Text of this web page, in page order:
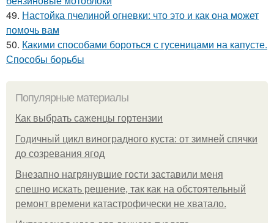
49. Настойка пчелиной огневки: что это и как она может
помочь вам
50. Какими способами бороться с гусеницами на капусте.
Способы борьбы
Популярные материалы
Как выбрать саженцы гортензии
Годичный цикл виноградного куста: от зимней спячки
до созревания ягод
Внезапно нагрянувшие гости заставили меня
спешно искать решение, так как на обстоятельный
ремонт времени катастрофически не хватало.